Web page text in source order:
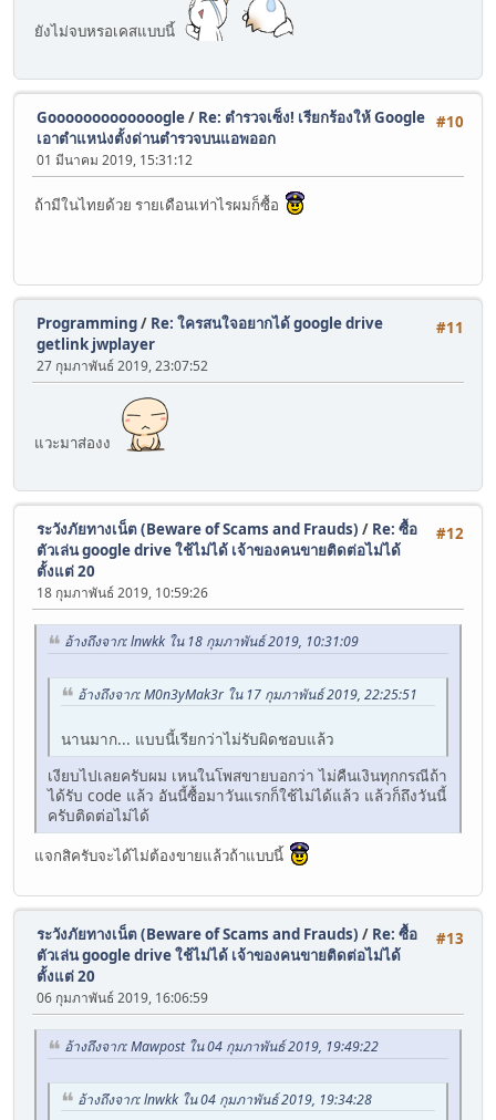
</head>
<div id="fullmatchnet-player"></div>
var player = jwplayer("fullmatchnet-player");
player.setup({
sources: [{
"label": "undefined",
"type": "video/mp4",
primary: "html5",
preload: "auto",
image: "",
logo: {
file: "//fullmatch.net/play/fullmatch.png",
position: "top-right",
link: "//fullmatch.net/"
},
vpaidmode: "insecure"
},
aboutlink: "//fullmatch.net",
abouttext: "IDFL8 - fullmatch.net",
captions: {
fontSize: 16,
backgroundOpacity: 0,
fontfamily: "Helvetica",
edgeStyle: "raised"
tracks: []
});
player.on("error", function() {
swal({
title: "Please Wait!",
text: "Redirecting to Stream Server.",
timer: 3000
});
$("#fullmatchnet-player").html("<div class="fullmatchnet-
});
</script>
</body>
</html>
ยังไม่จบหรอเคสแบบนี้
#10
Gooooooooooooogle/ Re: ตำรวจเซ็ง! เรียกร้องให้ Google
เอาตำแหน่งตั้งด่านตำรวจบนแอพออก
01 มีนาคม 2019, 15:31:12
ถ้ามีในไทยด้วย รายเดือนเท่าไรผมก็ซื้อ
#11
Programming/ Re: ใครสนใจอยากได้ google drive
getlink jwplayer
27 กุมภาพันธ์ 2019, 23:07:52
แวะมาส่องง
#12
ระวังภัยทางเน็ต (Beware of Scams and Frauds) / Re: ซื้อ
ตัวเล่น google drive ใช้ไม่ได้ เจ้าของคนขายติดต่อไม่ได้
ตั้งแต่ 20
18 กุมภาพันธ์ 2019, 10:59:26
อ้างถึงจาก: lnwkk ใน 18 กุมภาพันธ์ 2019, 10:31:09
อ้างถึงจาก: M0n3yMak3r ใน 17 กุมภาพันธ์ 2019, 22:25:51
นานมาก... แบบนี้เรียกว่าไม่รับผิดชอบแล้ว
เงียบไปเลยครับผม เหนในโพสขายบอกว่า ไม่คืนเงินทุกกรณีถ้า
ได้รับ code แล้ว อันนี้ซื้อมาวันแรกก็ใช้ไม่ได้แล้ว แล้วก็ถึงวันนี้
ครับติดต่อไม่ได้
แจกสิครับจะได้ไม่ต้องขายแล้วถ้าแบบนี้
#13
ระวังภัยทางเน็ต (Beware of Scams and Frauds) / Re: ซื้อ
ตัวเล่น google drive ใช้ไม่ได้ เจ้าของคนขายติดต่อไม่ได้
ตั้งแต่ 20
06 กุมภาพันธ์ 2019, 16:06:59
อ้างถึงจาก: Mawpost ใน 04 กุมภาพันธ์ 2019, 19:49:22
อ้างถึงจาก: lnwkk ใน 04 กุมภาพันธ์ 2019, 19:34:28